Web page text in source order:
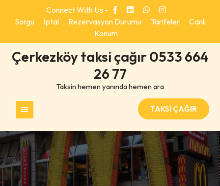
Connect With Us -
Sorgu
İptal Rezervasyon Durumu Tarifeler
Canlı
Konum
Çerkezköy taksi çağır 0533 664
26 77
Taksin hemen yanında hemen ara
TAKSİ ÇAĞIR